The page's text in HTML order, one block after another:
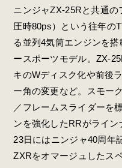
ニンジャZX-25Rと共通
圧時80ps）という往年の
る並列4気筒エンジンを
ースポーツモデル。ZX-
キのWディスク化や前後
ー角の変更など。スモー
／フレームスライダーを
ンを強化したRRがライン
23日にはニンジャ40周年
ZXRをオマージュしたス